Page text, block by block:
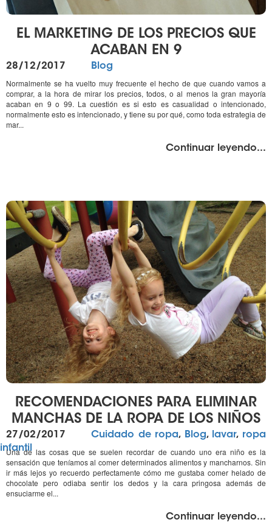
EL MARKETING DE LOS PRECIOS QUE
ACABAN EN 9
Publicado
el
28/12/2017 Categorías
Blog
Normalmente se ha vuelto muy frecuente el hecho de que cuando vamos a
comprar, a la hora de mirar los precios, todos, o al menos la gran mayoría
acaban en 9 o 99. La cuestión es si esto es casualidad o intencionado,
normalmente esto es intencionado, y tiene su por qué, como toda estrategia de
mar...
Continuar leyendo...
RECOMENDACIONES PARA ELIMINAR
MANCHAS DE LA ROPA DE LOS NIÑOS
Publicado
el
27/02/2017 Categorías
Cuidado de ropa, Blog, lavar, ropa
infantil
Una de las cosas que se suelen recordar de cuando uno era niño es la
sensación que teníamos al comer determinados alimentos y mancharnos. Sin
ir más lejos yo recuerdo perfectamente cómo me gustaba comer helado de
chocolate pero odiaba sentir los dedos y la cara pringosa además de
ensuciarme el...
Continuar leyendo...